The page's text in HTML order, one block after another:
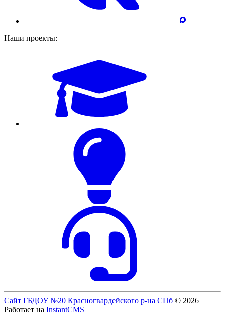
Наши проекты:
Сайт ГБДОУ №20 Красногвардейского р-на СПб © 2026
Работает на InstantCMS